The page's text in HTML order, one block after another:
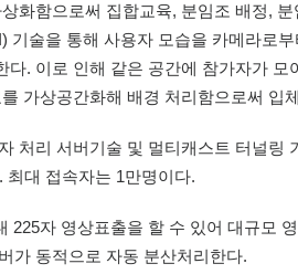
화함으로써 집합교육, 분임조 배정,
기술을 통해 사용자 모습을 카메라로
다. 이로 인해 같은 공간에 참가자가
가상공간화해 배경 처리함으로써 입
처리 서버기술 및 멀티캐스트 터널링
최대 접속자는 1만명이다.
225자 영상표출을 할 수 있어 대규모
가 동적으로 자동 분산처리한다.